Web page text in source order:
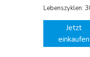
Lebenszyklen:
Jetzt
einkaufen